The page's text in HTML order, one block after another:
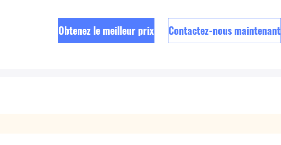
Obtenez le meilleur prix Contactez-nous maintenant